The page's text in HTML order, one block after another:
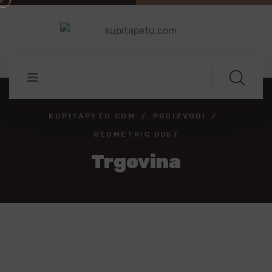
KUPITAPETU.COM PROIZVODI
GEOMETRIC 0057
Trgovina